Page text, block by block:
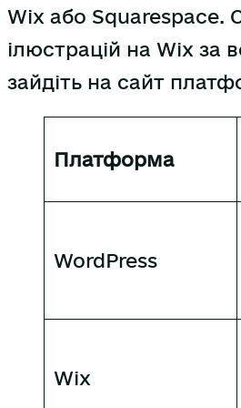
Wix або Squarespace.
ілюстрацій на Wix за
зайдіть на сайт
Платформа
WordPress
Wix